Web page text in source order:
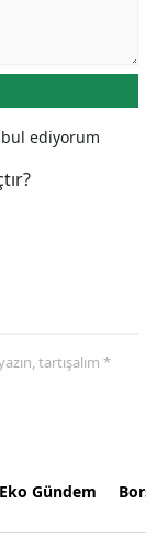
ediyorum
tartışalım *
Eko Gündem